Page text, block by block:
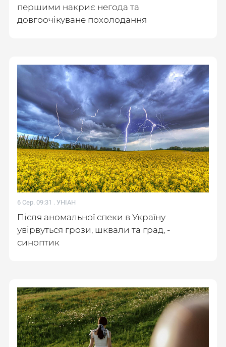
першими накриє негода та
довгоочікуване похолодання
6 Сер. 09:31 . УНІАН
Після аномальної спеки в Україну
увірвуться грози, шквали та град, -
синоптик